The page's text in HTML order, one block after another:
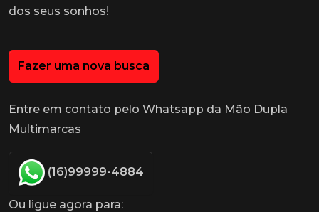
dos seus sonhos!
Fazer uma nova busca
Entre em contato pelo Whatsapp da Mão Dupla
Multimarcas
(16)99999-4884
Ou ligue agora para: